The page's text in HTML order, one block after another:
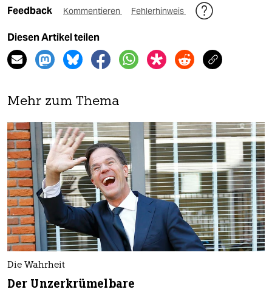
Feedback Kommentieren Fehlerhinweis
Diesen Artikel teilen
Mehr zum Thema
Die Wahrheit
Der Unzerkrümelbare